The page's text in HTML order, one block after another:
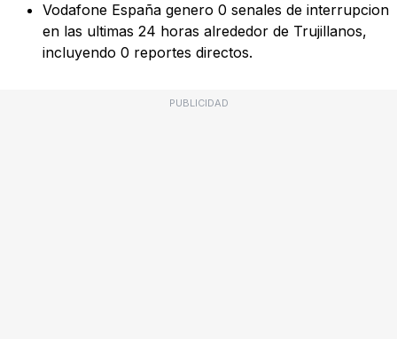
Vodafone España genero 0 senales de interrupcion
en las ultimas 24 horas alrededor de Trujillanos,
incluyendo 0 reportes directos.
PUBLICIDAD